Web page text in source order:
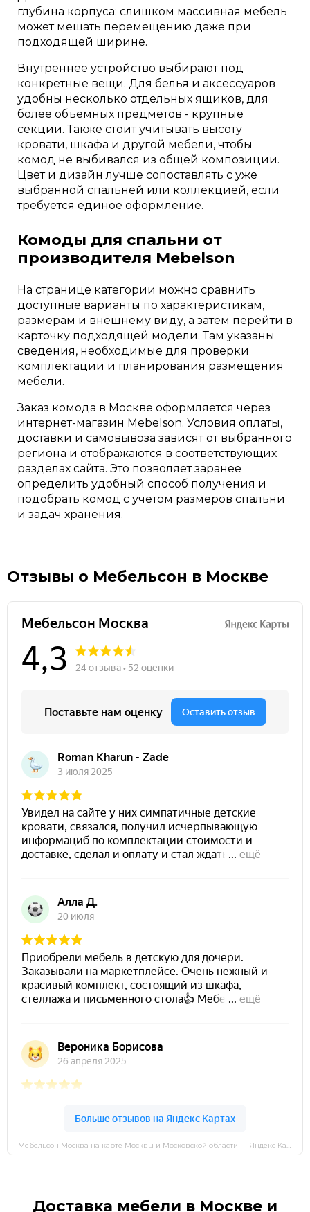
глубина корпуса: слишком массивная мебель
может мешать перемещению даже при
подходящей ширине.
Внутреннее устройство выбирают под
конкретные вещи. Для белья и аксессуаров
удобны несколько отдельных ящиков, для
более объемных предметов - крупные
секции. Также стоит учитывать высоту
кровати, шкафа и другой мебели, чтобы
комод не выбивался из общей композиции.
Цвет и дизайн лучше сопоставлять с уже
выбранной спальней или коллекцией, если
требуется единое оформление.
Комоды для спальни от
производителя Mebelson
На странице категории можно сравнить
доступные варианты по характеристикам,
размерам и внешнему виду, а затем перейти в
карточку подходящей модели. Там указаны
сведения, необходимые для проверки
комплектации и планирования размещения
мебели.
Заказ комода в Москве оформляется через
интернет-магазин Mebelson. Условия оплаты,
доставки и самовывоза зависят от выбранного
региона и отображаются в соответствующих
разделах сайта. Это позволяет заранее
определить удобный способ получения и
подобрать комод с учетом размеров спальни
и задач хранения.
Отзывы о Мебельсон в Москве
Мебельсон Москва на карте Москвы и Московской области — Яндекс Карты
Доставка мебели в Москве и